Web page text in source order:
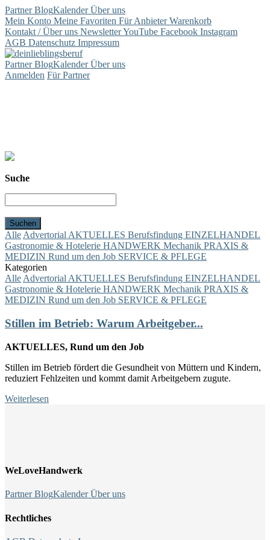
PartnerBlogKalenderÜber uns
Mein Konto Meine Favoriten Für AnbieterWarenkorb
Kontakt / Über uns NewsletterYouTube Facebook Instagram
AGB Datenschutz Impressum
PartnerBlogKalenderÜber uns
Anmelden Für Partner
Suche
AlleAdvertorialAKTUELLES Berufsfindung EINZELHANDEL
Gastronomie & Hotelerie HANDWERK Mechanik PRAXIS &
MEDIZIN Rund um den Job SERVICE & PFLEGE
Kategorien
AlleAdvertorialAKTUELLES Berufsfindung EINZELHANDEL
Gastronomie & Hotelerie HANDWERK Mechanik PRAXIS &
MEDIZIN Rund um den Job SERVICE & PFLEGE
Stillen im Betrieb: Warum Arbeitgeber...
AKTUELLES, Rund um den Job
Stillen im Betrieb fördert die Gesundheit von Müttern und Kindern,
reduziert Fehlzeiten und kommt damit Arbeitgebern zugute.
Weiterlesen
WeLoveHandwerk
PartnerBlogKalenderÜber uns
Rechtliches